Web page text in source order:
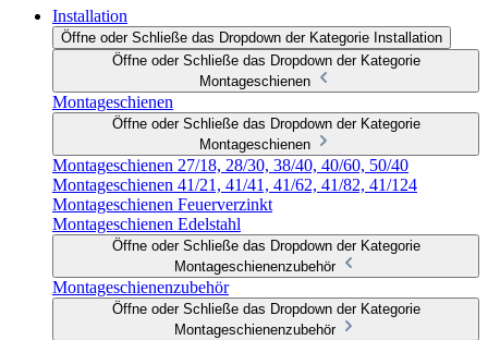
Installation
Öffne oder Schließe das Dropdown der Kategorie Installation
Öffne oder Schließe das Dropdown der Kategorie
Montageschienen
Montageschienen
Öffne oder Schließe das Dropdown der Kategorie
Montageschienen
Montageschienen 27/18, 28/30, 38/40, 40/60, 50/40
Montageschienen 41/21, 41/41, 41/62, 41/82, 41/124
Montageschienen Feuerverzinkt
Montageschienen Edelstahl
Öffne oder Schließe das Dropdown der Kategorie
Montageschienenzubehör
Montageschienenzubehör
Öffne oder Schließe das Dropdown der Kategorie
Montageschienenzubehör